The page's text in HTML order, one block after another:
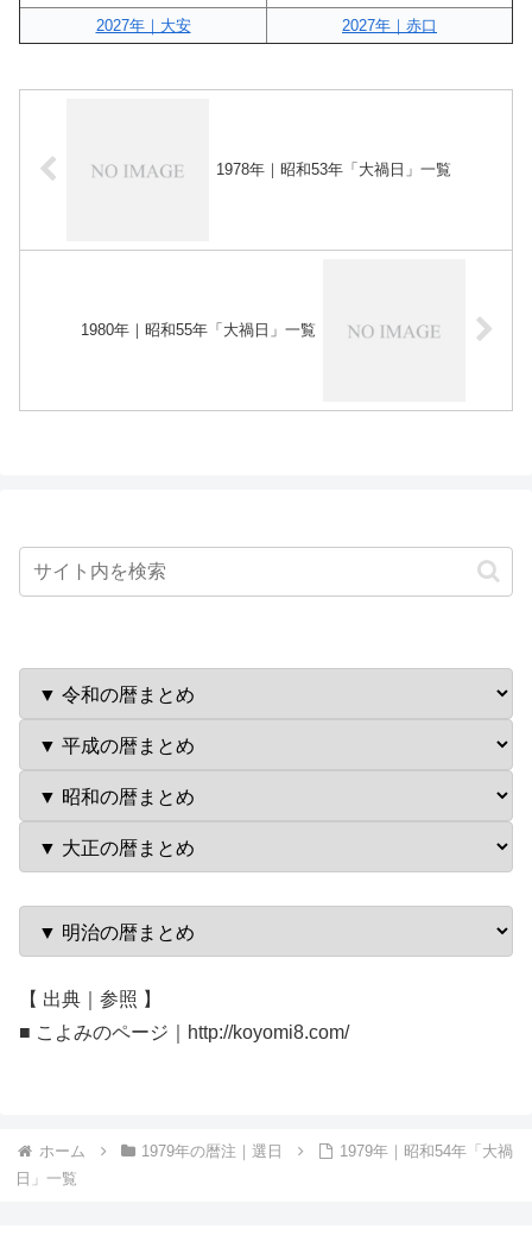
2027年｜大安
2027年｜赤口
1978年｜昭和53年「大禍日」一覧
1980年｜昭和55年「大禍日」一覧
【 出典｜参照 】
■ こよみのページ｜http://koyomi8.com/
ホーム 1979年の暦注｜選日
1979年｜昭和54年「大禍
日」一覧